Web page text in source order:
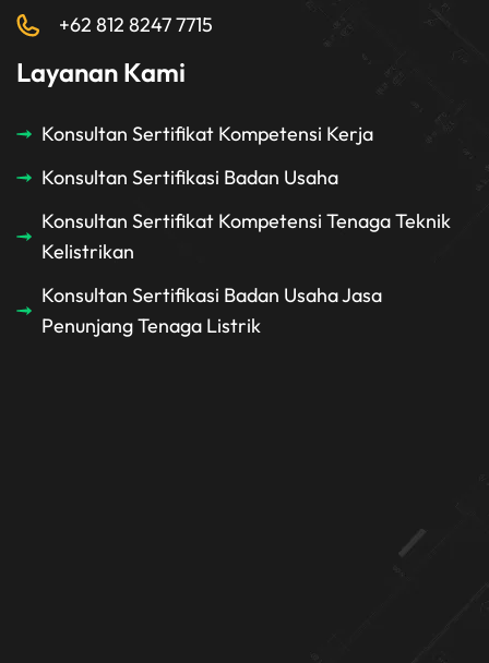
+62 812 8247 7715
Layanan Kami
Konsultan Sertifikat Kompetensi Kerja
Konsultan Sertifikasi Badan Usaha
Konsultan Sertifikat Kompetensi Tenaga Teknik
Kelistrikan
Konsultan Sertifikasi Badan Usaha Jasa
Penunjang Tenaga Listrik